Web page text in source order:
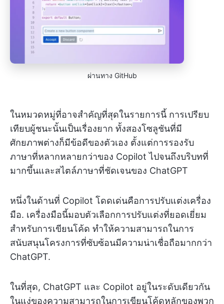
ผ่านทาง GitHub
ในหมวดหมู่ที่อาจสำคัญที่สุดในรายการนี้ การเปรียบ
เทียบผู้ชนะนั้นเป็นเรื่องยาก ทั้งสองโซลูชันที่มี
ศักยภาพต่างก็มีข้อดีของตัวเอง ตั้งแต่การรองรับ
ภาษาที่หลากหลายกว่าของ Copilot ไปจนถึงบริบทที่
มากขึ้นและสไตล์ภาษาที่ชัดเจนของ ChatGPT
หนึ่งในด้านที่ Copilot โดดเด่นคือการปรับแต่งเครื่อง
มือ. เครื่องมือนี้มอบตัวเลือกการปรับแต่งที่ยอดเยี่ยม
สำหรับการเขียนโค้ด ทำให้ความสามารถในการ
สนับสนุนโครงการที่ซับซ้อนมีความน่าเชื่อถือมากกว่า
ChatGPT.
ในที่สุด, ChatGPT และ Copilot อยู่ในระดับเดียวกัน
ในแง่ของความสามารถในการเขียนโค้ดหลักของพวก